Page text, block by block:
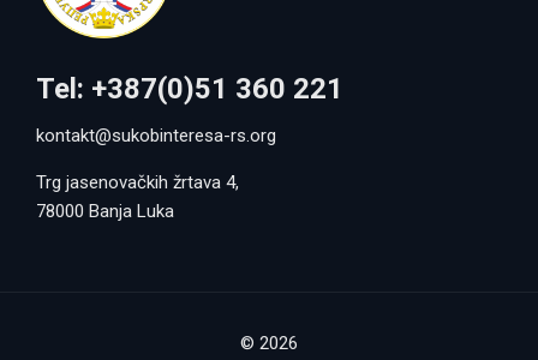
Tel: +387(0)51 360 221
kontakt@sukobinteresa-rs.org
Trg jasenovačkih žrtava 4,
78000 Banja Luka
© 2026